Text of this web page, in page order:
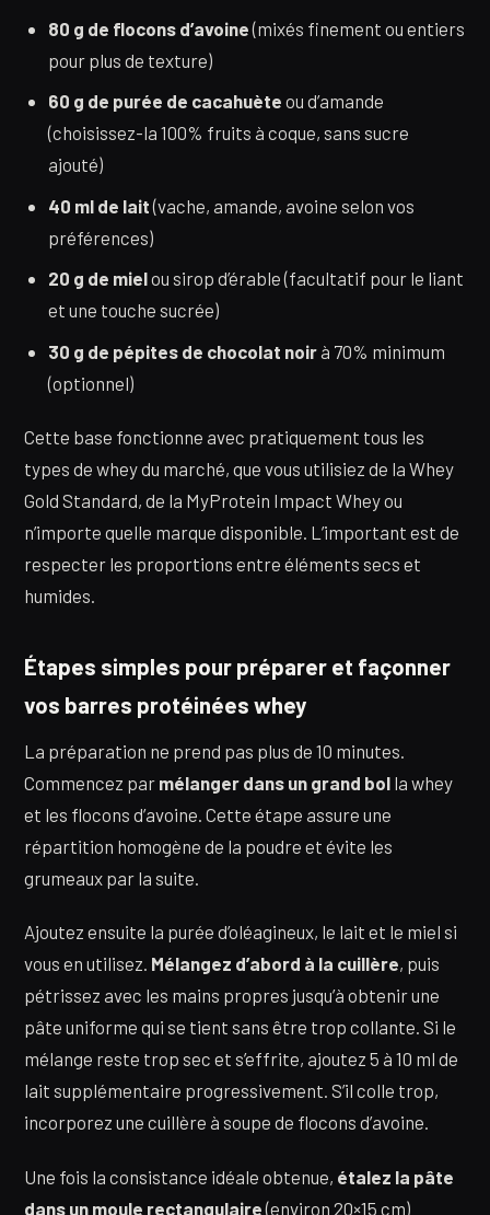
80 g de flocons d’avoine(mixés finement ou entiers
pour plus de texture)
60 g de purée de cacahuète ou d’amande
(choisissez-la 100% fruits à coque, sans sucre
ajouté)
40 ml de lait(vache, amande, avoine selon vos
préférences)
20 g de mielou sirop d’érable (facultatif pour le liant
et une touche sucrée)
30 g de pépites de chocolat noirà 70% minimum
(optionnel)
Cette base fonctionne avec pratiquement tous les
types de whey du marché, que vous utilisiez de la Whey
Gold Standard, de la MyProtein Impact Whey ou
n’importe quelle marque disponible. L’important est de
respecter les proportions entre éléments secs et
humides.
Étapes simples pour préparer et façonner
vos barres protéinées whey
La préparation ne prend pas plus de 10 minutes.
Commencez par mélanger dans un grand bol la whey
et les flocons d’avoine. Cette étape assure une
répartition homogène de la poudre et évite les
grumeaux par la suite.
Ajoutez ensuite la purée d’oléagineux, le lait et le miel si
vous en utilisez. Mélangez d’abord à la cuillère, puis
pétrissez avec les mains propres jusqu’à obtenir une
pâte uniforme qui se tient sans être trop collante. Si le
mélange reste trop sec et s’effrite, ajoutez 5 à 10 ml de
lait supplémentaire progressivement. S’il colle trop,
incorporez une cuillère à soupe de flocons d’avoine.
Une fois la consistance idéale obtenue, étalez la pâte
dans un moule rectangulaire(environ 20×15 cm)